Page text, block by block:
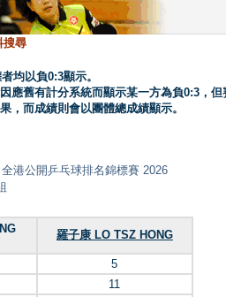
搜尋
均以負0:3顯示。
應舊有計分系統而顯示某一方為負0:3，
，而成績則會以團體總成績顯示。
港公開乒乓球排名錦標賽 2026
羅子康 LO TSZ HONG
5
11